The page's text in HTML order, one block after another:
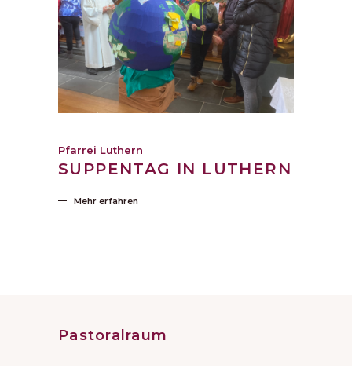
Pfarrei Luthern
SUPPENTAG IN LUTHERN
Mehr erfahren
Pastoralraum